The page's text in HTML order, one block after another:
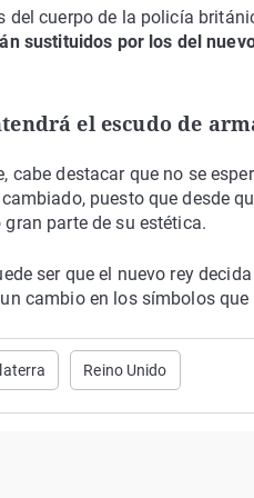
del cuerpo de la policía
sustituidos por los del
el escudo de
cabe destacar que no se
puesto que desde
parte de su estética.
ser que el nuevo rey
cambio en los símbolos
Reino Unido